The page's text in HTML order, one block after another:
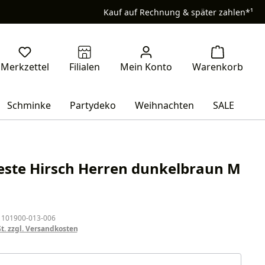
Kauf auf Rechnung & später zahlen*¹
Schminke Partydeko Weihnachten SALE
Hirsch Herren dunkelbraun M
013-006
zzgl. Versandkosten